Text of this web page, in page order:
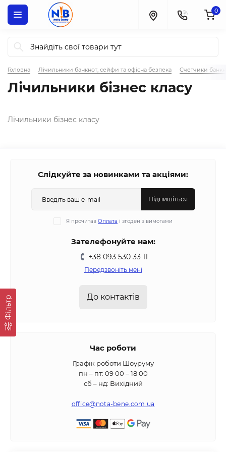
0
Головна Лічильники банкнот, сейфи та офісна безпека Счетчики
Фільтр
Лічильники бізнес класу
Лічильники бізнес класу
Слідкуйте за новинками та акціями:
Підпишіться
Я прочитав Оплата і згоден з вимогами
Зателефонуйте нам:
+38 093 530 33 11
Передзвоніть мені
До контактів
Час роботи
Графік роботи Шоуруму
пн – пт: 09 00 – 18 00
сб – нд: Вихідний
office@nota-bene.com.ua